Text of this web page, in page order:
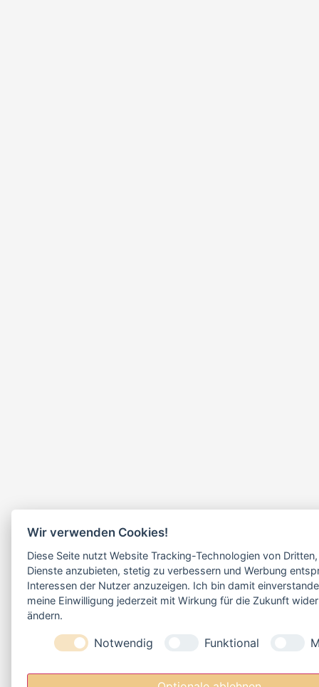
Wir verwenden Cookies!
Diese Seite nutzt Website Tracking-Technologien von
Dienste anzubieten, stetig zu verbessern und Werbung
Interessen der Nutzer anzuzeigen. Ich bin damit
meine Einwilligung jederzeit mit Wirkung für die Zukunft
ändern.
Notwendig Funktional